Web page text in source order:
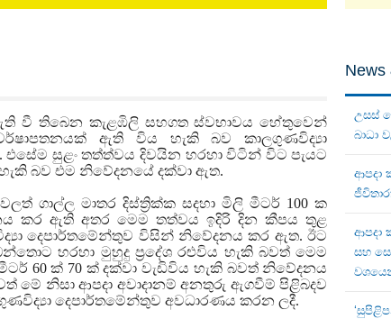
ඇති වී තිබෙන කැළඹිලි සහගත ස්වභාවය හේතුවෙන්
ඇති විය හැකි බව කාලගුණවිද්‍යා
සුළං තත්ත්වය දිවයින හරහා විටින් විට පැයට
බව එම නිවේදනයේ දක්වා ඇත.
ගාල්ල මාතර දිස්ත්‍රික්ක සදහා මිලි මීටර් 100 ක
කර ඇති අතර මෙම තත්වය ඉදිරි දින කීපය තුළ
දෙපාර්තමේන්තුව විසින් නිවේදනය කර ඇත.ඊට
හරහා මුහුදු ප්‍රදේශ රළුවිය හැකි බවත් මෙම
60 ක් 70 ක් දක්වා වැඩිවිය හැකි බවත් නිවේදනය
මේ නිසා ආපදා අවාදානම් අනතුරු ඇගවීම් පිළිබදව
දෙපාර්තමේන්තුව අවධාරණය කරන ලදී.
News
උසස්
බාධා
ආපදා
ආපදා
සහ